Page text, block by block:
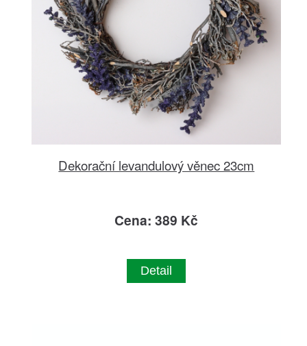
Dekorační levandulový věnec 23cm
Cena: 389 Kč
Detail